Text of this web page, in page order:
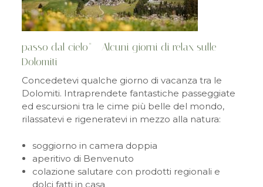
passo dal cielo" - Alcuni giorni di relax sulle
Dolomiti
Concedetevi qualche giorno di vacanza tra le
Dolomiti. Intraprendete fantastiche passeggiate
ed escursioni tra le cime più belle del mondo,
rilassatevi e rigeneratevi in mezzo alla natura:
soggiorno in camera doppia
aperitivo di Benvenuto
colazione salutare con prodotti regionali e
dolci fatti in casa